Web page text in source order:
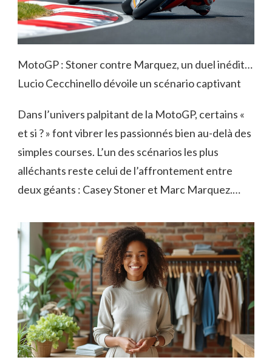
MotoGP : Stoner contre Marquez, un duel inédit…
Lucio Cecchinello dévoile un scénario captivant
Dans l’univers palpitant de la MotoGP, certains «
et si ? » font vibrer les passionnés bien au-delà des
simples courses. L’un des scénarios les plus
alléchants reste celui de l’affrontement entre
deux géants : Casey Stoner et Marc Marquez.…